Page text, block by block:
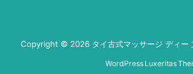
Copyright © 2026 タイ古式マッサージ ディー
WordPress Luxeritas